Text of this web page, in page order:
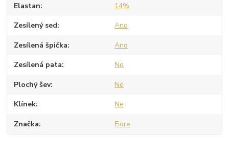
Elastan 14%
Zesílený sed Ano
Zesílená špička Ano
Zesílená pata Ne
Plochý šev Ne
Klínek Ne
Značka Fiore